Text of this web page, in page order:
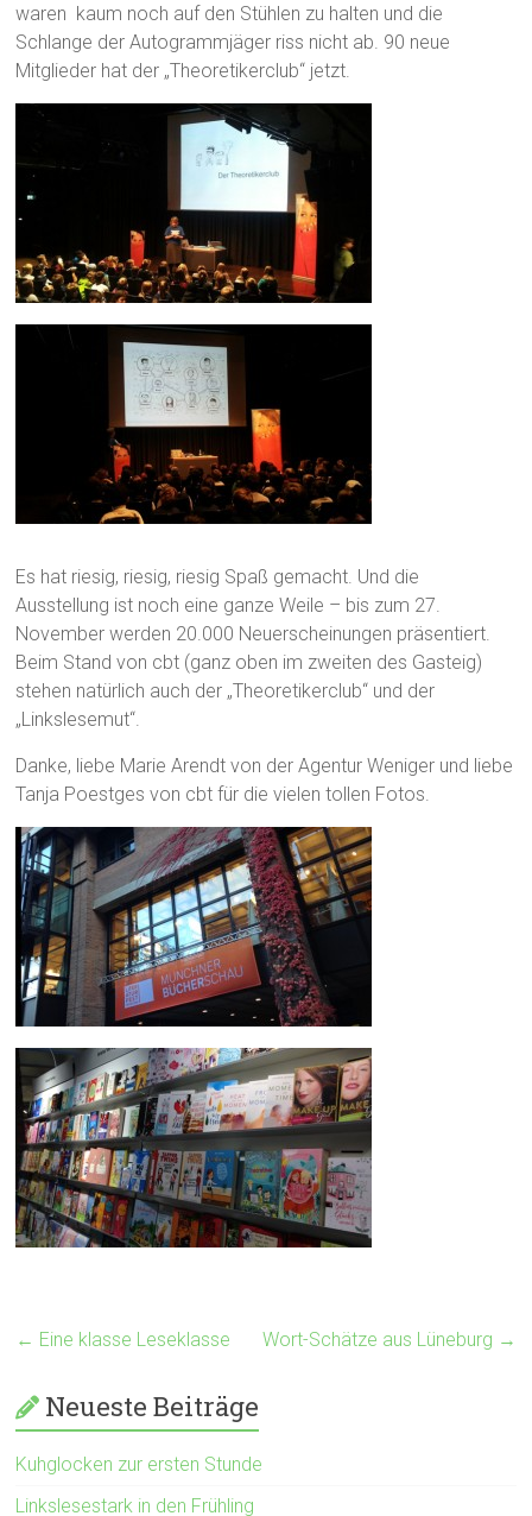
waren kaum noch auf den Stühlen zu halten und die
Schlange der Autogrammjäger riss nicht ab. 90 neue
Mitglieder hat der „Theoretikerclub“ jetzt.
Es hat riesig, riesig, riesig Spaß gemacht. Und die
Ausstellung ist noch eine ganze Weile – bis zum 27.
November werden 20.000 Neuerscheinungen präsentiert.
Beim Stand von cbt (ganz oben im zweiten des Gasteig)
stehen natürlich auch der „Theoretikerclub“ und der
„Linkslesemut“.
Danke, liebe Marie Arendt von der Agentur Weniger und liebe
Tanja Poestges von cbt für die vielen tollen Fotos.
← Eine klasse Leseklasse Wort-Schätze aus Lüneburg →
Neueste Beiträge
Kuhglocken zur ersten Stunde
Linkslesestark in den Frühling